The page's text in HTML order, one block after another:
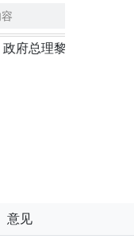
络安全必须做到“维
意见